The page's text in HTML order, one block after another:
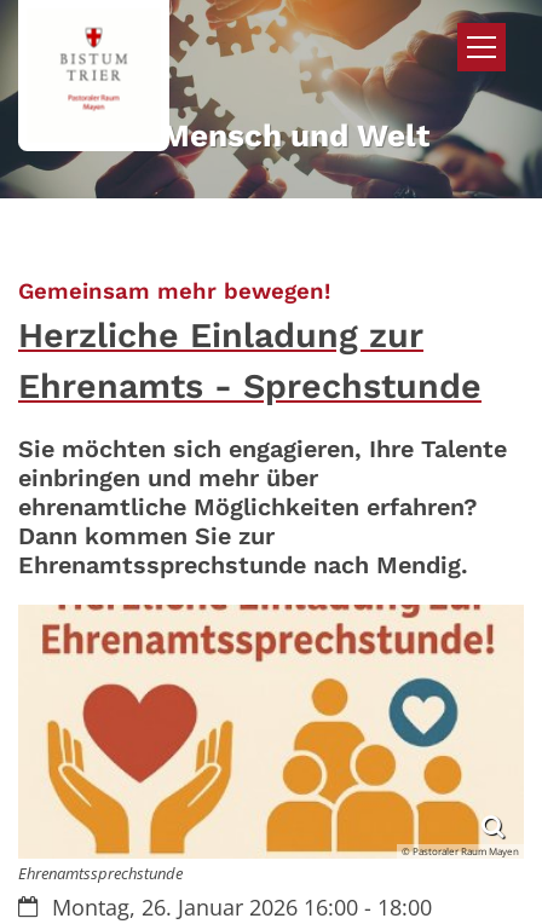
Zum Inhalt springen
Mehr für Mensch und Welt
Gemeinsam mehr bewegen!:
Herzliche Einladung zur
Ehrenamts - Sprechstunde
Sie möchten sich engagieren, Ihre Talente
einbringen und mehr über
ehrenamtliche Möglichkeiten erfahren?
Dann kommen Sie zur
Ehrenamtssprechstunde nach Mendig.
© Pastoraler Raum Mayen
Ehrenamtssprechstunde
Datum:Montag, 26. Januar 2026 16:00 - 18:00